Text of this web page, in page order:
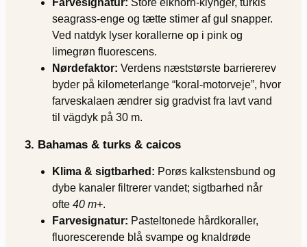
Farvesignatur: Store elkhorn-klynger, turkis
seagrass-enge og tætte stimer af gul snapper.
Ved natdyk lyser korallerne op i pink og
limegrøn fluorescens.
Nørdefaktor: Verdens næststørste barriererev
byder på kilometerlange “koral-motorveje”, hvor
farve­skalaen ændrer sig gradvist fra lavt vand
til vägdyk på 30 m.
3. Bahamas & turks & caicos
Klima & sigtbarhed: Porøs kalkstensbund og
dybe kanaler filtrerer vandet; sigtbarhed når
ofte 40 m+.
Farvesignatur: Pasteltonede hårdkoraller,
fluorescerende blå svampe og knaldrøde